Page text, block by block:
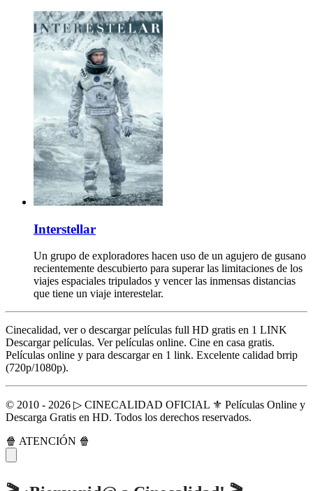
Interstellar
Un grupo de exploradores hacen uso de un agujero de gusano
recientemente descubierto para superar las limitaciones de los
viajes espaciales tripulados y vencer las inmensas distancias
que tiene un viaje interestelar.
Cinecalidad, ver o descargar películas full HD gratis en 1 LINK
Descargar películas. Ver películas online. Cine en casa gratis.
Películas online y para descargar en 1 link. Excelente calidad brrip
(720p/1080p).
© 2010 - 2026 ▷ CINECALIDAD OFICIAL ⚜️ Películas Online y
Descarga Gratis en HD. Todos los derechos reservados.
🍿 ATENCIÓN 🍿